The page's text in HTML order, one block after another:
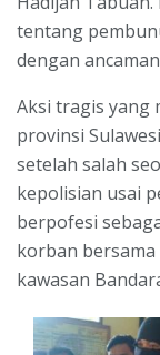
tentang
dengan
Aksi tragis yang
provinsi
setelah salah
kepolisian usai
berpofesi
korban
kawasan